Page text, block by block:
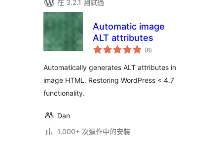
在 3.2.1 測試過
Automatic image
ALT attributes
(8總
評)
Automatically generates ALT attributes in
image HTML. Restoring WordPress < 4.7
functionality.
Dan
1,000+ 次運作中的安裝